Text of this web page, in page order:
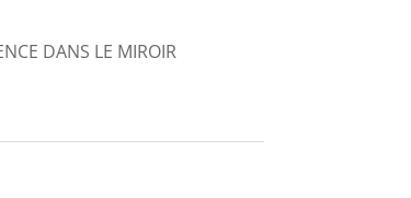
DANS LE MIROIR